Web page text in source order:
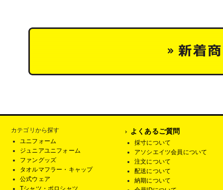
カテゴリから探す
ユニフォーム
ジュニアユニフォーム
ファングッズ
タオルマフラー・キャップ
公式ウェア
Tシャツ・ポロシャツ
よくあるご質問
採寸について
アソシエイツ会員について
注文について
配送について
納期について